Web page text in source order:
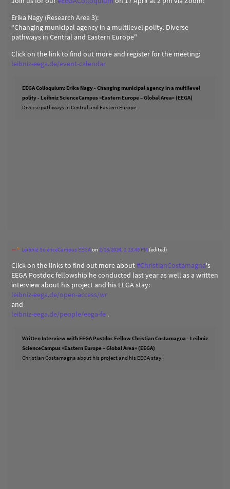
Erika Nagy (Research Area 3):
“Changing municipal agency in a multilevel polity. Diverse
pathways in Central and Eastern Europe"
Click on the link to find out more and register for the meeting:
leibniz-eega.de/event-calendar
EEGA Colloquium: Erika Nagy - Changing municipal agency in a multilevel
polity - Leibniz ScienceCampus »Eastern Europe – Global Area« (EEGA)
Diverse pathways in Central and Eastern Europe
Leibniz ScienceCampus EEGAon2/13/2024, 1:13:45 PM (edited)
Click on the links to find out more about#ChristianCostamagna's
EEGA Postdoc fellowship he conducted last year as well as a written
interview about his project and his EEGA stay:
leibniz-eega.de/open-access/wr
and
leibniz-eega.de/people/eega-fe .
Written Interview with EEGA Postdoc Fellow Christian Costamagna - Leibniz
ScienceCampus »Eastern Europe – Global Area« (EEGA)
Christian Costamagna about his project and his EEGA stay.